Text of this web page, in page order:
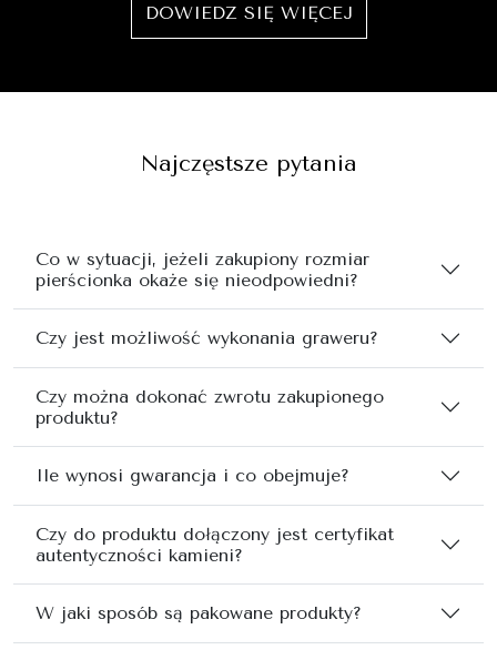
DOWIEDZ SIĘ WIĘCEJ
Najczęstsze pytania
Co w sytuacji, jeżeli zakupiony rozmiar
pierścionka okaże się nieodpowiedni?
Czy jest możliwość wykonania graweru?
Czy można dokonać zwrotu zakupionego
produktu?
Ile wynosi gwarancja i co obejmuje?
Czy do produktu dołączony jest certyfikat
autentyczności kamieni?
W jaki sposób są pakowane produkty?